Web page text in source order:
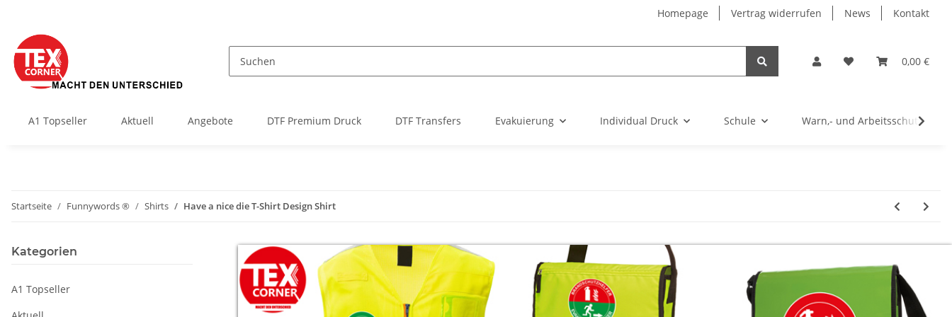
Homepage Vertrag widerrufen News Kontakt
0,00 €
A1 Topseller Aktuell Angebote DTF Premium Druck DTF Transfers Evakuierung Individual Druck Schule Warn,- und Arbeitsschutz
Startseite Funnywords ® Shirts Have a nice die T-Shirt Design Shirt
Kategorien
A1 Topseller